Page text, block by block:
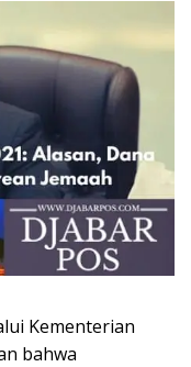
Kementerian
bahwa